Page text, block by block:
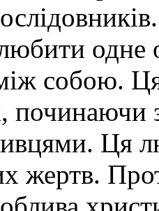
одне
собою.
починаючи
Ця
жертв.